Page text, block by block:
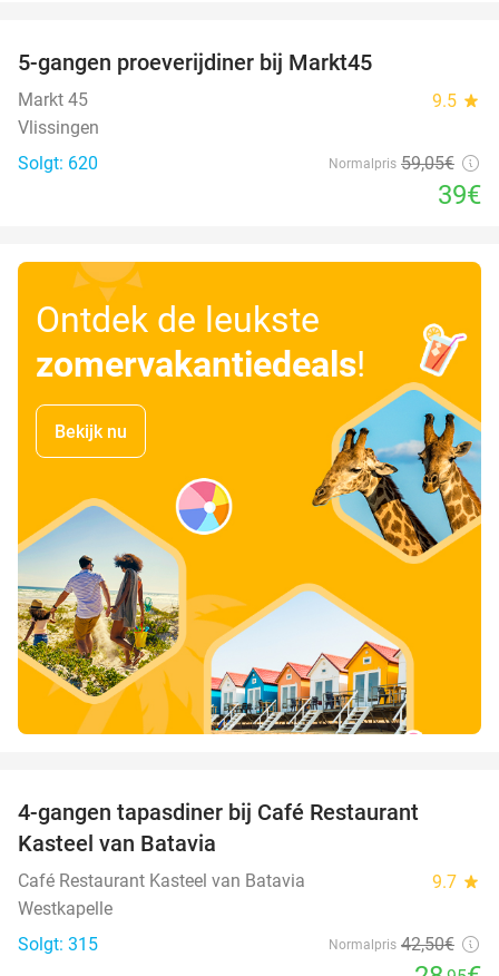
5-gangen proeverijdiner bij Markt45
Markt 45 9.5 star
Vlissingen
Solgt: 620
Normalpris 59,05€
39€
Ontdek de leukste
zomervakantiedeals!
Bekijk nu
4-gangen tapasdiner bij Café Restaurant
Kasteel van Batavia
Café Restaurant Kasteel van Batavia 9.7 star
Westkapelle
Solgt: 315
Normalpris 42,50€